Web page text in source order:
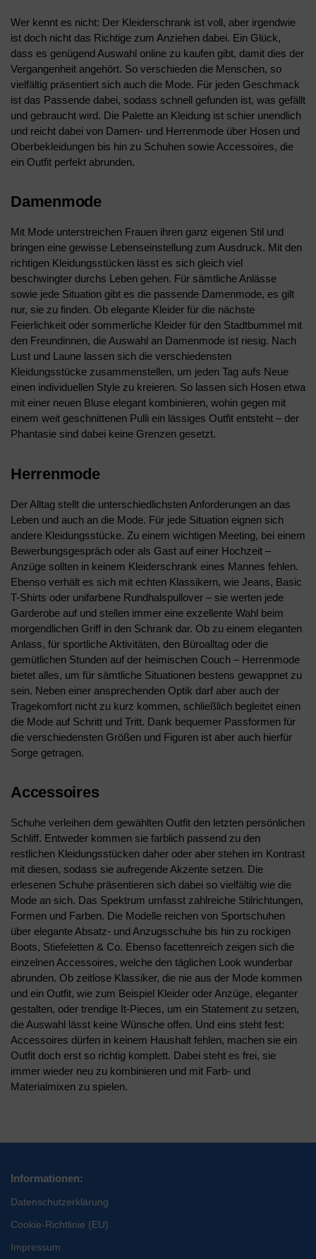
Wer kennt es nicht: Der Kleiderschrank ist voll, aber irgendwie
ist doch nicht das Richtige zum Anziehen dabei. Ein Glück,
dass es genügend Auswahl online zu kaufen gibt, damit dies der
Vergangenheit angehört. So verschieden die Menschen, so
vielfältig präsentiert sich auch die Mode. Für jeden Geschmack
ist das Passende dabei, sodass schnell gefunden ist, was gefällt
und gebraucht wird. Die Palette an Kleidung ist schier unendlich
und reicht dabei von Damen- und Herrenmode über Hosen und
Oberbekleidungen bis hin zu Schuhen sowie Accessoires, die
ein Outfit perfekt abrunden.
Damenmode
Mit Mode unterstreichen Frauen ihren ganz eigenen Stil und
bringen eine gewisse Lebenseinstellung zum Ausdruck. Mit den
richtigen Kleidungsstücken lässt es sich gleich viel
beschwingter durchs Leben gehen. Für sämtliche Anlässe
sowie jede Situation gibt es die passende Damenmode, es gilt
nur, sie zu finden. Ob elegante Kleider für die nächste
Feierlichkeit oder sommerliche Kleider für den Stadtbummel mit
den Freundinnen, die Auswahl an Damenmode ist riesig. Nach
Lust und Laune lassen sich die verschiedensten
Kleidungsstücke zusammenstellen, um jeden Tag aufs Neue
einen individuellen Style zu kreieren. So lassen sich Hosen etwa
mit einer neuen Bluse elegant kombinieren, wohin gegen mit
einem weit geschnittenen Pulli ein lässiges Outfit entsteht – der
Phantasie sind dabei keine Grenzen gesetzt.
Herrenmode
Der Alltag stellt die unterschiedlichsten Anforderungen an das
Leben und auch an die Mode. Für jede Situation eignen sich
andere Kleidungsstücke. Zu einem wichtigen Meeting, bei einem
Bewerbungsgespräch oder als Gast auf einer Hochzeit –
Anzüge sollten in keinem Kleiderschrank eines Mannes fehlen.
Ebenso verhält es sich mit echten Klassikern, wie Jeans, Basic
T-Shirts oder unifarbene Rundhalspullover – sie werten jede
Garderobe auf und stellen immer eine exzellente Wahl beim
morgendlichen Griff in den Schrank dar. Ob zu einem eleganten
Anlass, für sportliche Aktivitäten, den Büroalltag oder die
gemütlichen Stunden auf der heimischen Couch – Herrenmode
bietet alles, um für sämtliche Situationen bestens gewappnet zu
sein. Neben einer ansprechenden Optik darf aber auch der
Tragekomfort nicht zu kurz kommen, schließlich begleitet einen
die Mode auf Schritt und Tritt. Dank bequemer Passformen für
die verschiedensten Größen und Figuren ist aber auch hierfür
Sorge getragen.
Accessoires
Schuhe verleihen dem gewählten Outfit den letzten persönlichen
Schliff. Entweder kommen sie farblich passend zu den
restlichen Kleidungsstücken daher oder aber stehen im Kontrast
mit diesen, sodass sie aufregende Akzente setzen. Die
erlesenen Schuhe präsentieren sich dabei so vielfältig wie die
Mode an sich. Das Spektrum umfasst zahlreiche Stilrichtungen,
Formen und Farben. Die Modelle reichen von Sportschuhen
über elegante Absatz- und Anzugsschuhe bis hin zu rockigen
Boots, Stiefeletten & Co. Ebenso facettenreich zeigen sich die
einzelnen Accessoires, welche den täglichen Look wunderbar
abrunden. Ob zeitlose Klassiker, die nie aus der Mode kommen
und ein Outfit, wie zum Beispiel Kleider oder Anzüge, eleganter
gestalten, oder trendige It-Pieces, um ein Statement zu setzen,
die Auswahl lässt keine Wünsche offen. Und eins steht fest:
Accessoires dürfen in keinem Haushalt fehlen, machen sie ein
Outfit doch erst so richtig komplett. Dabei steht es frei, sie
immer wieder neu zu kombinieren und mit Farb- und
Materialmixen zu spielen.
Informationen:
Datenschutzerklärung
Cookie-Richtlinie (EU)
Impressum